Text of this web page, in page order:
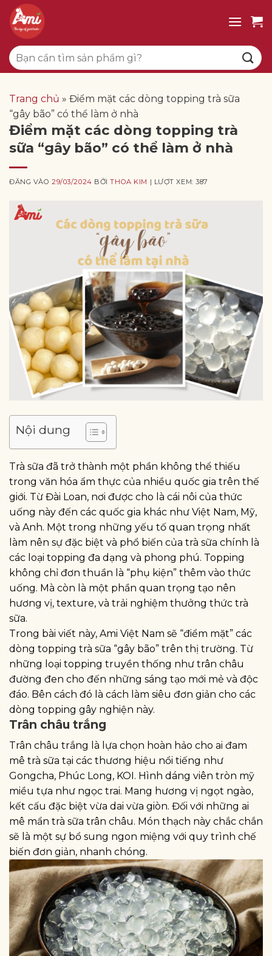
qua
dung
Tìm
kiếm:
Trang chủ » Điểm mặt các dòng topping trà sữa
“gây bão” có thể làm ở nhà
Điểm mặt các dòng topping trà
sữa “gây bão” có thể làm ở nhà
ĐĂNG VÀO29/03/2024 BỞITHOA KIM | LƯỢT XEM: 387
Nội dung
Trà sữa đã trở thành một phần không thể thiếu
trong văn hóa ẩm thực của nhiều quốc gia trên thế
giới. Từ Đài Loan, nơi được cho là cái nôi của thức
uống này đến các quốc gia khác như Việt Nam, Mỹ,
và Anh. Một trong những yếu tố quan trọng nhất
làm nên sự đặc biệt và phổ biến của trà sữa chính là
các loại topping đa dạng và phong phú. Topping
không chỉ đơn thuần là “phụ kiện” thêm vào thức
uống. Mà còn là một phần quan trọng tạo nên
hương vị, texture, và trải nghiệm thưởng thức trà
sữa.
Trong bài viết này, Ami Việt Nam sẽ “điểm mặt” các
dòng topping trà sữa “gây bão” trên thị trường. Từ
những loại topping truyền thống như trân châu
đường đen cho đến những sáng tạo mới mẻ và độc
đáo. Bên cách đó là cách làm siêu đơn giản cho các
dòng topping gây nghiện này.
Trân châu trắng
Trân châu trắng là lựa chọn hoàn hảo cho ai đam
mê trà sữa tại các thương hiệu nổi tiếng như
Gongcha, Phúc Long, KOI. Hình dáng viên tròn mỹ
miều tựa như ngọc trai. Mang hương vị ngọt ngào,
kết cấu đặc biệt vừa dai vừa giòn. Đối với những ai
mê mẩn trà sữa trân châu. Món thạch này chắc chắn
sẽ là một sự bổ sung ngon miệng với quy trình chế
biến đơn giản, nhanh chóng.